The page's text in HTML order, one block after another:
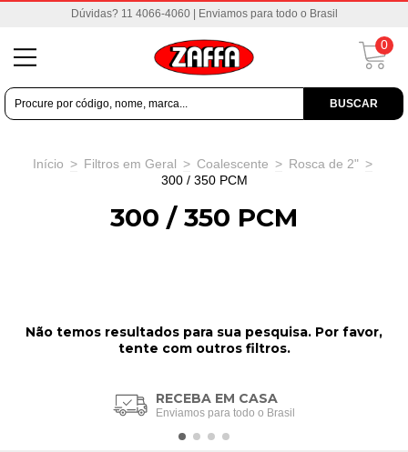
Dúvidas? 11 4066-4060 | Enviamos para todo o Brasil
BUSCAR
0
Início > Filtros em Geral > Coalescente > Rosca de 2" >
300 / 350 PCM
300 / 350 PCM
Não temos resultados para sua pesquisa. Por favor,
tente com outros filtros.
RECEBA EM CASA
Enviamos para todo o Brasil